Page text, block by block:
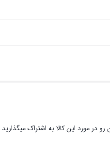
در مورد این کالا به اشتراک میگذارید.